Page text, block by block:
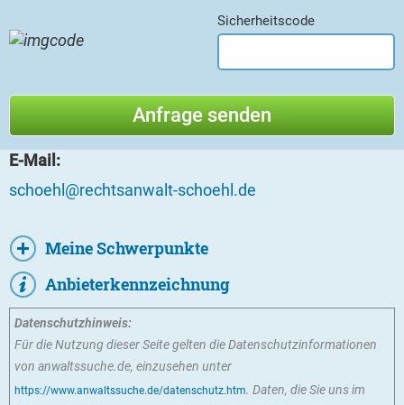
Sicherheitscode
E-Mail:
schoehl@rechtsanwalt-schoehl.de
Meine Schwerpunkte
Anbieterkennzeichnung
Datenschutzhinweis:
Für die Nutzung dieser Seite gelten die Datenschutzinformationen
von anwaltssuche.de, einzusehen unter
https://www.anwaltssuche.de/datenschutz.htm. Daten, die Sie uns im